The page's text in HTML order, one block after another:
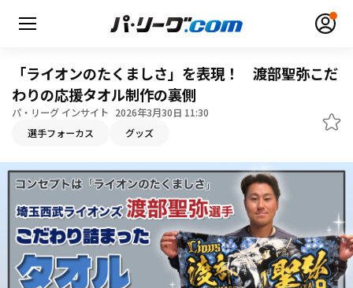
無料アカウント登録
HOME
動画
日程・結果
「ライオンのたくましさ」を表現！ 渡部聖弥こだ
わりの応援タオル制作の裏側
パ・リーグ インサイト 2026年3月30日 11:30
選手フォーカス グッズ